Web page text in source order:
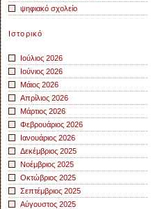
ψηφιακό σχολείο
Ιστορικό
Ιούλιος 2026
Ιούνιος 2026
Μάιος 2026
Απρίλιος 2026
Μάρτιος 2026
Φεβρουάριος 2026
Ιανουάριος 2026
Δεκέμβριος 2025
Νοέμβριος 2025
Οκτώβριος 2025
Σεπτέμβριος 2025
Αύγουστος 2025